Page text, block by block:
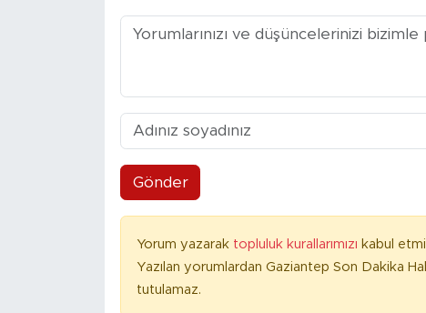
Gönder
Yorum yazarak topluluk kurallarımızı kabul
Yazılan yorumlardan Gaziantep Son Dakika
tutulamaz.